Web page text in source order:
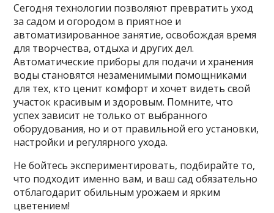
Сегодня технологии позволяют превратить уход
за садом и огородом в приятное и
автоматизированное занятие, освобождая время
для творчества, отдыха и других дел.
Автоматические приборы для подачи и хранения
воды становятся незаменимыми помощниками
для тех, кто ценит комфорт и хочет видеть свой
участок красивым и здоровым. Помните, что
успех зависит не только от выбранного
оборудования, но и от правильной его установки,
настройки и регулярного ухода.
Не бойтесь экспериментировать, подбирайте то,
что подходит именно вам, и ваш сад обязательно
отблагодарит обильным урожаем и ярким
цветением!